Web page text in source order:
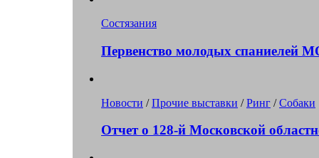
Состязания
Первенство молодых спаниелей
Новости /Прочие выставки /Ринг /Собаки
Отчет о 128-й Московской